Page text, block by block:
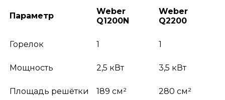
Параметр
Weber
Q1200N
Weber
Q2200
Горелок 1 1
Мощность 2,5 кВт 3,5 кВт
Площадь решётки 189 см² 280 см²